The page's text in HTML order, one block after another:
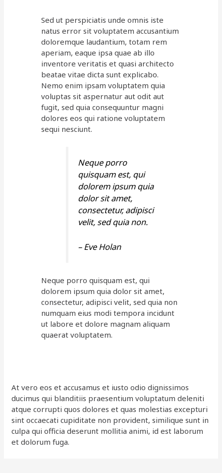
Sed ut perspiciatis unde omnis iste
natus error sit voluptatem accusantium
doloremque laudantium, totam rem
aperiam, eaque ipsa quae ab illo
inventore veritatis et quasi architecto
beatae vitae dicta sunt explicabo.
Nemo enim ipsam voluptatem quia
voluptas sit aspernatur aut odit aut
fugit, sed quia consequuntur magni
dolores eos qui ratione voluptatem
sequi nesciunt.
Neque porro
quisquam est, qui
dolorem ipsum quia
dolor sit amet,
consectetur, adipisci
velit, sed quia non.
– Eve Holan
Neque porro quisquam est, qui
dolorem ipsum quia dolor sit amet,
consectetur, adipisci velit, sed quia non
numquam eius modi tempora incidunt
ut labore et dolore magnam aliquam
quaerat voluptatem.
At vero eos et accusamus et iusto odio dignissimos
ducimus qui blanditiis praesentium voluptatum deleniti
atque corrupti quos dolores et quas molestias excepturi
sint occaecati cupiditate non provident, similique sunt in
culpa qui officia deserunt mollitia animi, id est laborum
et dolorum fuga.